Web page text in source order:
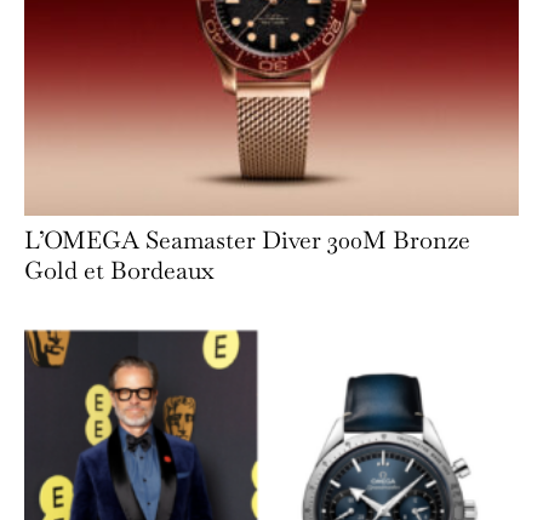
L’OMEGA Seamaster Diver 300M Bronze
Gold et Bordeaux